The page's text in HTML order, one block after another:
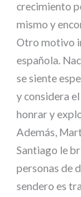
crecimiento
mismo y
Otro motivo
española.
se siente
y considera
honrar y
Además,
Santiago le
personas de
sendero es